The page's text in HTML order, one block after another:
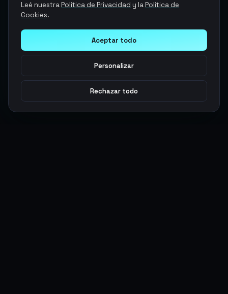
Leé nuestraPolítica de Privacidad y laPolítica de
Cookies.
Aceptar todo
Personalizar
Rechazar todo